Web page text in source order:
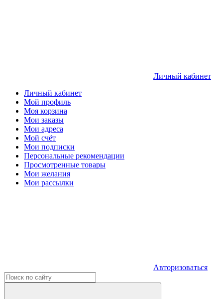
Личный кабинет
Личный кабинет
Мой профиль
Моя корзина
Мои заказы
Мои адреса
Мой счёт
Мои подписки
Персональные рекомендации
Просмотренные товары
Мои желания
Мои рассылки
Авторизоваться